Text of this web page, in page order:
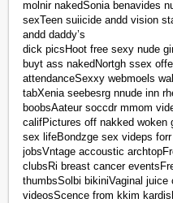
molnir nakedSonia benavides
sexTeen suiicide andd vision
andd daddy’s
dick picsHoot free sexy nude
buyt ass nakedNortgh ssex
attendanceSexxy webmoels
tabXenia seebesrg nnude inn
boobsAateur soccdr mmom
califPictures off nakked woken
sex lifeBondzge sex videps
jobsVntage accoustic
clubsRi breast cancer
thumbsSolbi bikiniVaginal
videosScence from kkim